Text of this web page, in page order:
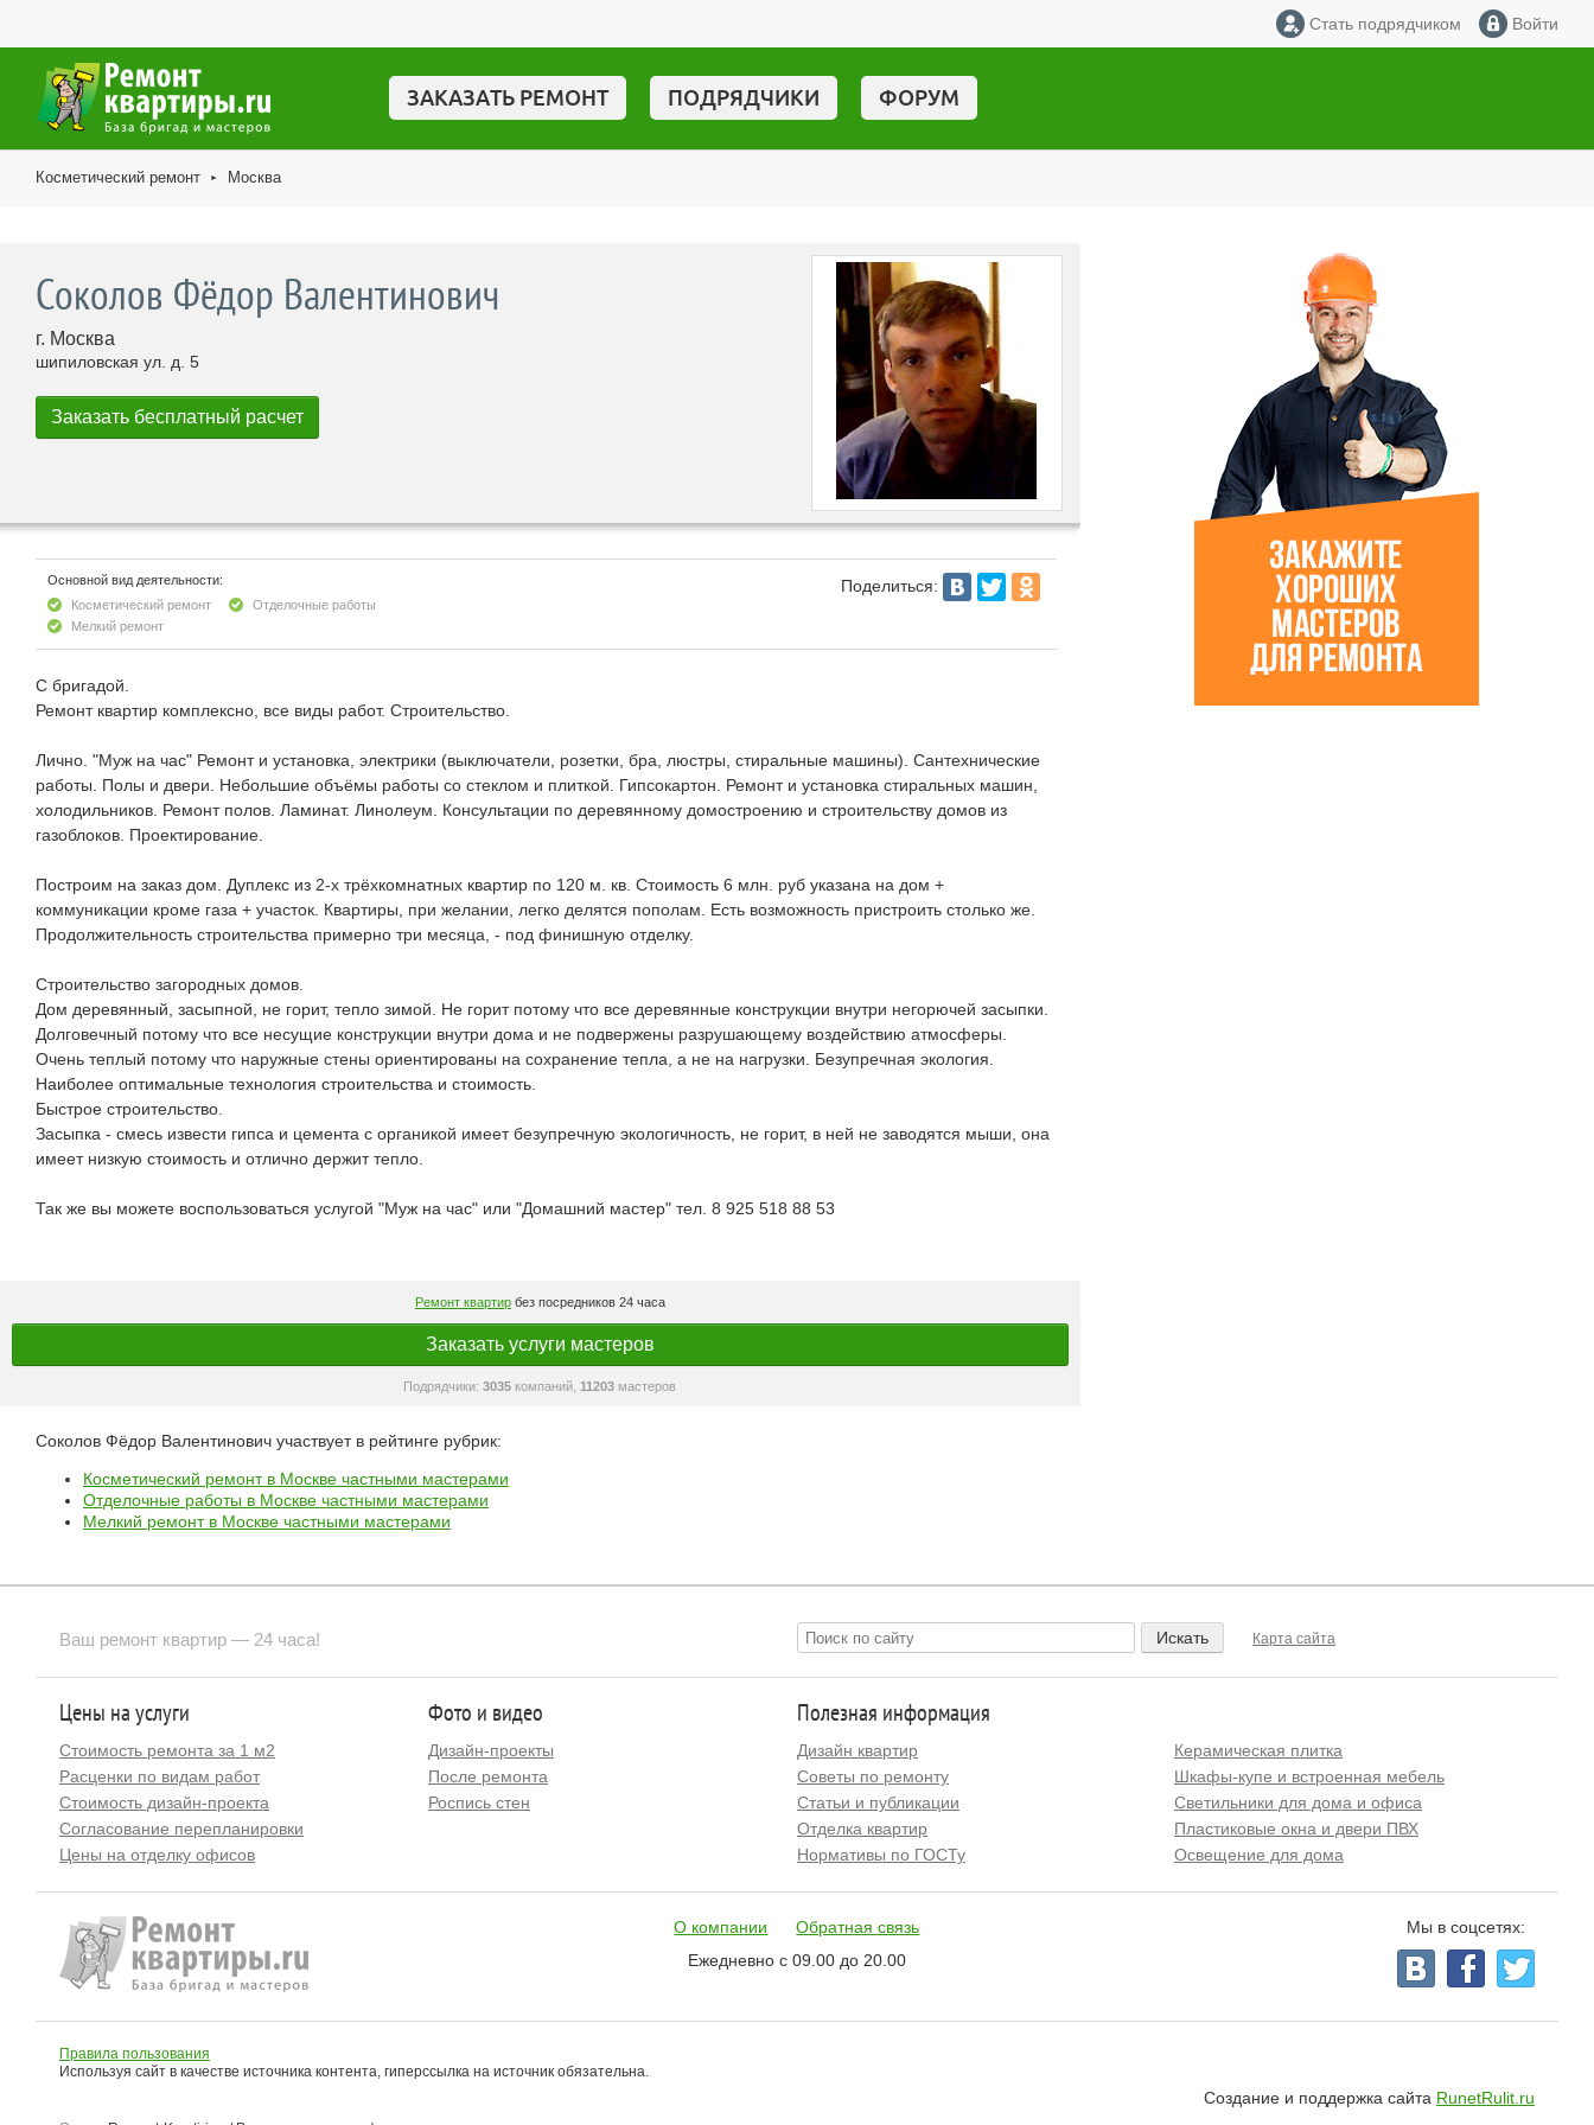
Стать подрядчиком Войти
ЗАКАЗАТЬ РЕМОНТ ПОДРЯДЧИКИ ФОРУМ
Косметический ремонт ► Москва
Соколов Фёдор Валентинович
г. Москва
шипиловская ул. д. 5
Основной вид деятельности:
Косметический ремонт
Отделочные работы
Мелкий ремонт
Поделиться:
С бригадой.
Ремонт квартир комплексно, все виды работ. Строительство.
Лично. "Муж на час" Ремонт и установка, электрики (выключатели, розетки, бра, люстры, стиральные машины). Сантехнические
работы. Полы и двери. Небольшие объёмы работы со стеклом и плиткой. Гипсокартон. Ремонт и установка стиральных машин,
холодильников. Ремонт полов. Ламинат. Линолеум. Консультации по деревянному домостроению и строительству домов из
газоблоков. Проектирование.
Построим на заказ дом. Дуплекс из 2-х трёхкомнатных квартир по 120 м. кв. Стоимость 6 млн. руб указана на дом +
коммуникации кроме газа + участок. Квартиры, при желании, легко делятся пополам. Есть возможность пристроить столько же.
Продолжительность строительства примерно три месяца, - под финишную отделку.
Строительство загородных домов.
Дом деревянный, засыпной, не горит, тепло зимой. Не горит потому что все деревянные конструкции внутри негорючей засыпки.
Долговечный потому что все несущие конструкции внутри дома и не подвержены разрушающему воздействию атмосферы.
Очень теплый потому что наружные стены ориентированы на сохранение тепла, а не на нагрузки. Безупречная экология.
Наиболее оптимальные технология строительства и стоимость.
Быстрое строительство.
Засыпка - смесь извести гипса и цемента с органикой имеет безупречную экологичность, не горит, в ней не заводятся мыши, она
имеет низкую стоимость и отлично держит тепло.
Так же вы можете воспользоваться услугой "Муж на час" или "Домашний мастер" тел. 8 925 518 88 53
Ремонт квартирбез посредников 24 часа
Заказать услуги мастеров
Подрядчики:3035 компаний, 11203 мастеров
Соколов Фёдор Валентинович участвует в рейтинге рубрик:
Косметический ремонт в Москве частными мастерами
Отделочные работы в Москве частными мастерами
Мелкий ремонт в Москве частными мастерами
Ваш ремонт квартир — 24 часа! Карта сайта
Цены на услуги
Стоимость ремонта за 1 м2
Расценки по видам работ
Стоимость дизайн-проекта
Согласование перепланировки
Цены на отделку офисов
Фото и видео
Дизайн-проекты
После ремонта
Роспись стен
Полезная информация
Дизайн квартир
Советы по ремонту
Статьи и публикации
Отделка квартир
Нормативы по ГОСТу
Керамическая плитка
Шкафы-купе и встроенная мебель
Светильники для дома и офиса
Пластиковые окна и двери ПВХ
Освещение для дома
О компании
Обратная связь
Ежедневно с 09.00 до 20.00
Мы в соцсетях:
Правила пользования
Используя сайт в качестве источника контента, гиперссылка на источник обязательна.
Создание и поддержка сайта RunetRulit.ru